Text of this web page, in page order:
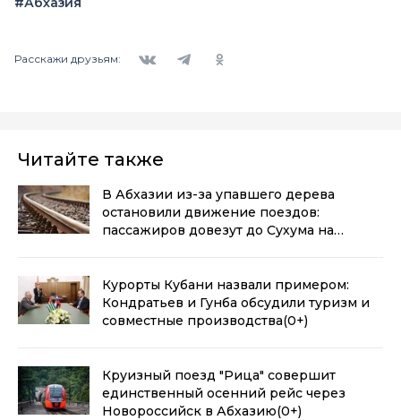
Расскажи друзьям:
Читайте также
В Абхазии из-за упавшего дерева
остановили движение поездов:
пассажиров довезут до Сухума на
Курорты Кубани назвали примером:
Кондратьев и Гунба обсудили туризм и
совместные производства(0+)
Круизный поезд "Рица" совершит
единственный осенний рейс через
Новороссийск в Абхазию(0+)